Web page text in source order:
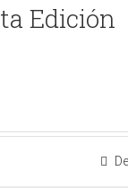
Edición